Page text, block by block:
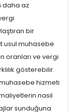
daha az
bir
usul muhasebe
oranları ve vergi
gösterebilir.
muhasebe hizmeti
nasıl
sunduğuna